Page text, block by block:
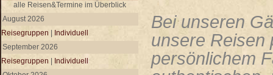
alle Reisen&Termine im Überblick
August 2026
Reisegruppen
Individuell
September 2026
Reisegruppen
Individuell
Bei unseren
unsere Reisen
persönlichem